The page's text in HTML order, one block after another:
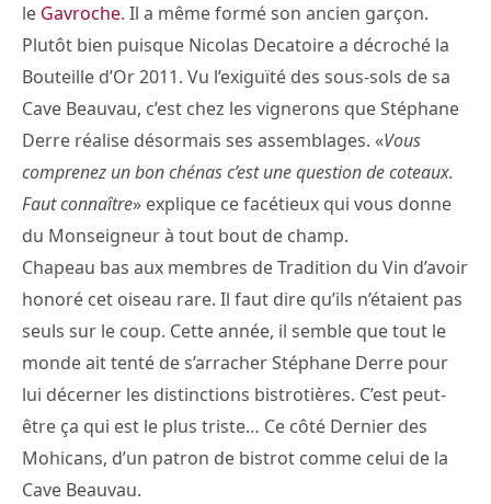
le Gavroche. Il a même formé son ancien garçon.
Plutôt bien puisque Nicolas Decatoire a décroché la
Bouteille d’Or 2011. Vu l’exiguïté des sous-sols de sa
Cave Beauvau, c’est chez les vignerons que Stéphane
Derre réalise désormais ses assemblages. «Vous
comprenez un bon chénas c’est une question de coteaux.
Faut connaître» explique ce facétieux qui vous donne
du Monseigneur à tout bout de champ.
Chapeau bas aux membres de Tradition du Vin d’avoir
honoré cet oiseau rare. Il faut dire qu’ils n’étaient pas
seuls sur le coup. Cette année, il semble que tout le
monde ait tenté de s’arracher Stéphane Derre pour
lui décerner les distinctions bistrotières. C’est peut-
être ça qui est le plus triste… Ce côté Dernier des
Mohicans, d’un patron de bistrot comme celui de la
Cave Beauvau.